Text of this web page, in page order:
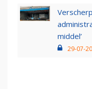
middel’
29-07-